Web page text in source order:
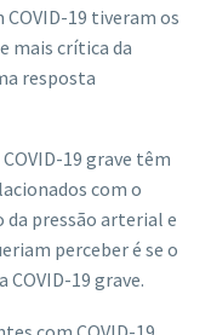
19 tiveram os
mais crítica da
resposta
19 grave têm
com o
pressão arterial e
perceber é se o
19 grave.